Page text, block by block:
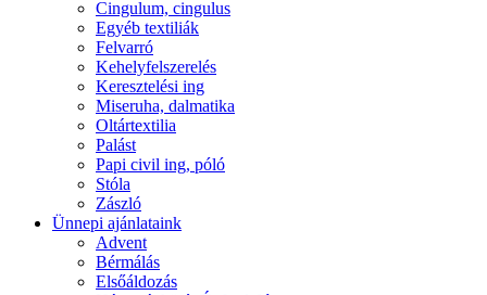
Cingulum, cingulus
Egyéb textiliák
Felvarró
Kehelyfelszerelés
Keresztelési ing
Miseruha, dalmatika
Oltártextilia
Palást
Papi civil ing, póló
Stóla
Zászló
Ünnepi ajánlataink
Advent
Bérmálás
Elsőáldozás